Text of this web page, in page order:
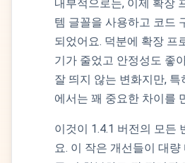
내부적으로는, 이제 확장
템 글꼴을 사용하고 코드
되었어요. 덕분에 확장 프
기가 줄었고 안정성도 좋
잘 띄지 않는 변화지만, 특
에서는 꽤 중요한 차이를
이것이 1.4.1 버전의 모든
요. 이 작은 개선들이 대량